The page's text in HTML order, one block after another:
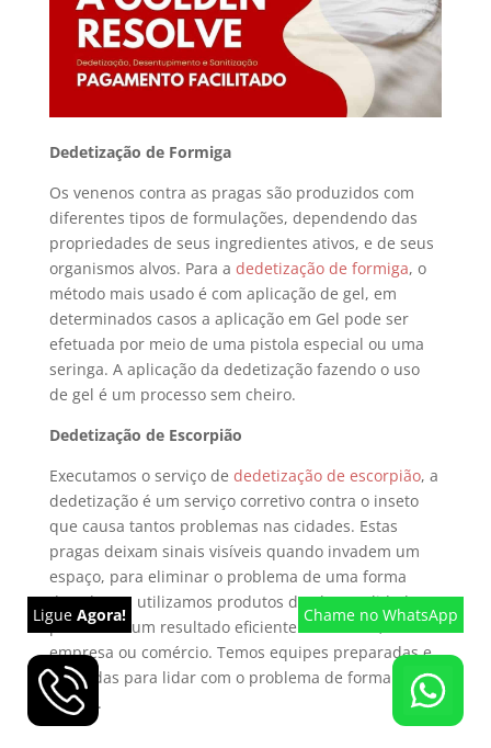
Dedetização de Formiga
Os venenos contra as pragas são produzidos com
diferentes tipos de formulações, dependendo das
propriedades de seus ingredientes ativos, e de seus
organismos alvos. Para a dedetização de formiga, o
método mais usado é com aplicação de gel, em
determinados casos a aplicação em Gel pode ser
efetuada por meio de uma pistola especial ou uma
seringa. A aplicação da dedetização fazendo o uso
de gel é um processo sem cheiro.
Dedetização de Escorpião
Executamos o serviço de dedetização de escorpião, a
dedetização é um serviço corretivo contra o inseto
que causa tantos problemas nas cidades. Estas
pragas deixam sinais visíveis quando invadem um
espaço, para eliminar o problema de uma forma
duradoura, utilizamos produtos de alta qualidade
para obter um resultado eficiente em seu lar,
empresa ou comércio. Temos equipes preparadas e
treinadas para lidar com o problema de forma fácil e
rápida.
Ligue Agora! Chame no WhatsApp